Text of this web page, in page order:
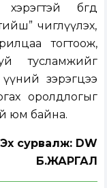
бөгөөд
чиглүүлэх,
тогтоож,
тусламжийг
зэрэгцээ
оролдлогыг
юм байна.
Эх сурвалж: DW
Б.ЖАРГАЛ